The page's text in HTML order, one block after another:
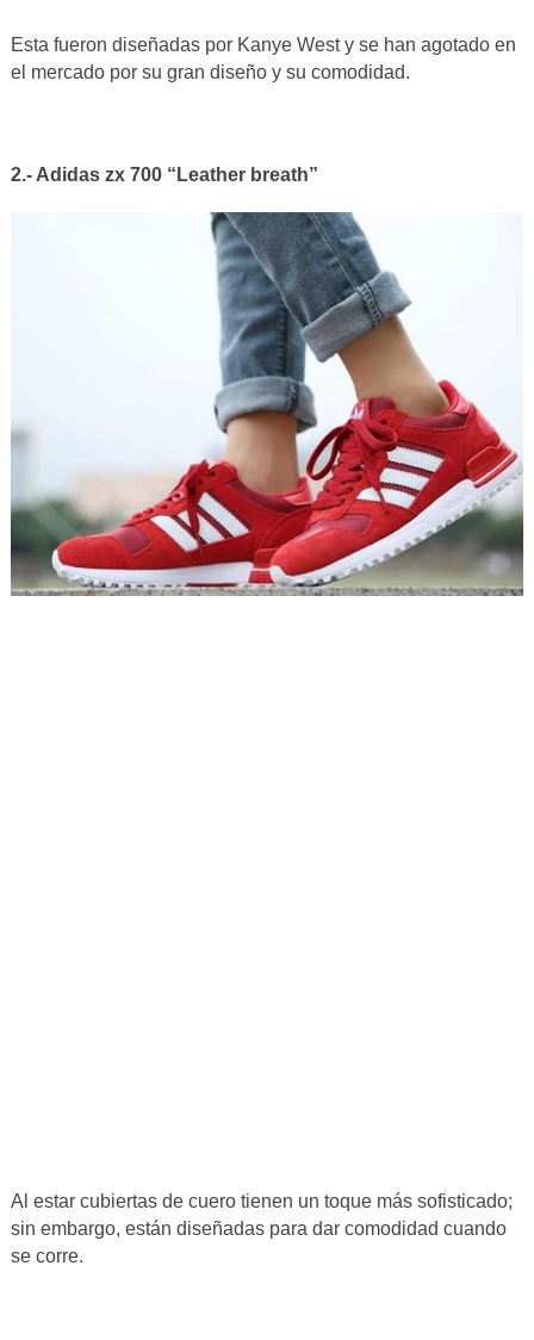
Esta fueron diseñadas por Kanye West y se han agotado en
el mercado por su gran diseño y su comodidad.
2.- Adidas zx 700 “Leather breath”
Al estar cubiertas de cuero tienen un toque más sofisticado;
sin embargo, están diseñadas para dar comodidad cuando
se corre.